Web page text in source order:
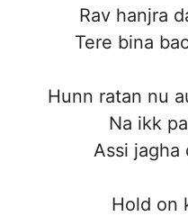
Rav hanjra
Tere bina
Hunn ratan nu
Na ikk
Assi jagha
Hold on